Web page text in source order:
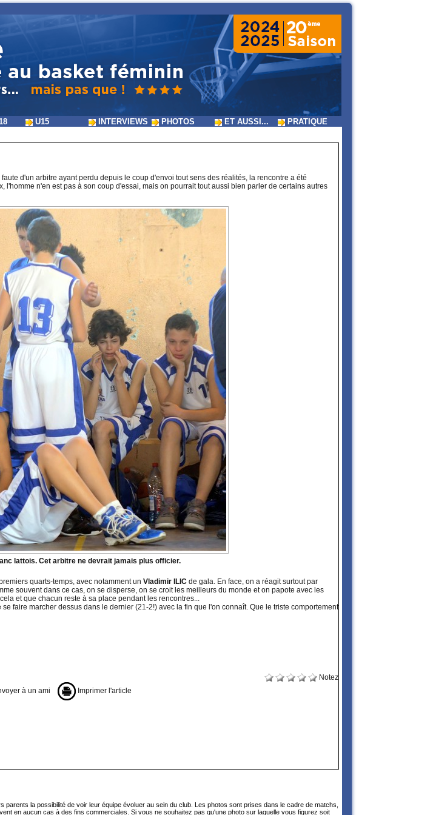
U15 INTERVIEWS PHOTOS ET AUSSI... PRATIQUE
faute d'un arbitre ayant perdu depuis le coup d'envoi tout sens des réalités, la rencontre a été
n'en est pas à son coup d'essai, mais on pourrait tout aussi bien parler de certains autres
lattois. Cet arbitre ne devrait jamais plus officier.
quarts-temps, avec notamment un Vladimir ILIC de gala. En face, on a réagit surtout par
souvent dans ce cas, on se disperse, on se croit les meilleurs du monde et on papote avec les
et que chacun reste à sa place pendant les rencontres...
faire marcher dessus dans le dernier (21-2!) avec la fin que l'on connaît. Que le triste comportement
Notez
à un ami Imprimer l'article
la possibilité de voir leur équipe évoluer au sein du club. Les photos sont prises dans le cadre de matchs,
en aucun cas à des fins commerciales. Si vous ne souhaitez pas qu'une photo sur laquelle vous figurez soit